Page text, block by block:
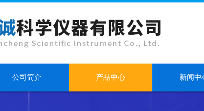
公司简介 产品中心 新闻中